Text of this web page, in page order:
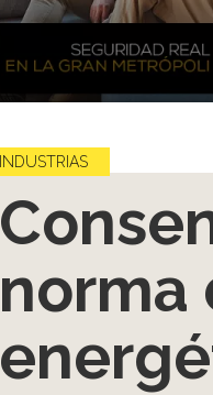
INDUSTRIAS
norma